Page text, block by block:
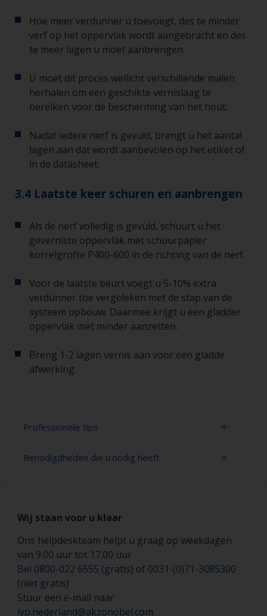
Hoe meer verdunner u toevoegt, des te minder
verf op het oppervlak wordt aangebracht en des
te meer lagen u moet aanbrengen.
U moet dit proces wellicht verschillende malen
herhalen om een geschikte vernislaag te
bereiken voor de bescherming van het hout.
Nadat iedere nerf is gevuld, brengt u het aantal
lagen aan dat wordt aanbevolen op het etiket of
in de datasheet.
3.4 Laatste keer schuren en aanbrengen
Als de nerf volledig is gevuld, schuurt u het
geverniste oppervlak met schuurpapier
korrelgrofte P400-600 in de richting van de nerf.
Voor de laatste beurt voegt u 5-10% extra
verdunner toe vergeleken met de stap van de
systeem opbouw. Daarmee krijgt u een gladder
oppervlak met minder aanzetten.
Breng 1-2 lagen vernis aan voor een gladde
afwerking.
Professionele tips
Schilderen met een verfroller:
De verfroller moeten gemaakt zijn van schuim
dichtheid om de vorming van belletjes die
kunnen ontstaan bij het gebruik van verfrollers
gemaakt van mohair of van schuim met grote
cellen tot een minimum te beperken.
Als u schildert met verfrollers van vilt of mohair,
Benodigdheden die u nodig heeft
Verfrollers (geschikte soorten en grootten)
Schilderskwasten (geschikte soorten en
grootten)
Kleefdoek of vezelvrije doeken
Wij staan voor u klaar
Ons helpdeskteam helpt u graag op weekdagen
van 9.00 uur tot 17.00 uur
Bel 0800-022 6555 (gratis) of 0031-(0)71-3085300
(niet gratis)
Stuur een e-mail naar
iyp.nederland@akzonobel.com